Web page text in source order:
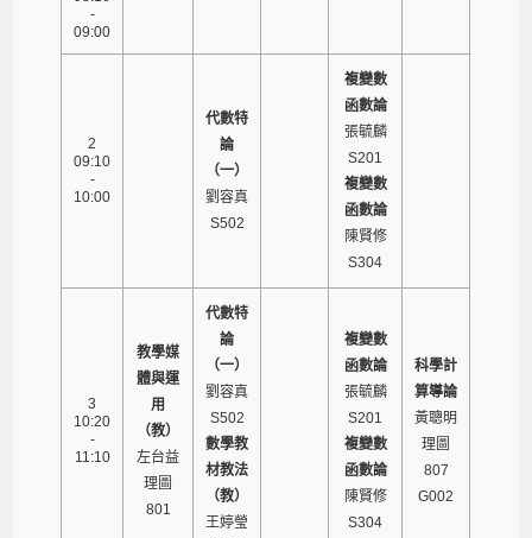
-
09:00
2
09:10
-
10:00
代數特
論
（一）
劉容真
S502
複變數
函數論
張毓麟
S201
複變數
函數論
陳賢修
S304
3
10:20
-
11:10
教學媒
體與運
用
（教）
左台益
理圖
801
代數特
論
（一）
劉容真
S502
數學教
材教法
（教）
王婷瑩
複變數
函數論
張毓麟
S201
複變數
函數論
陳賢修
S304
科學計
算導論
黃聰明
理圖
807
G002